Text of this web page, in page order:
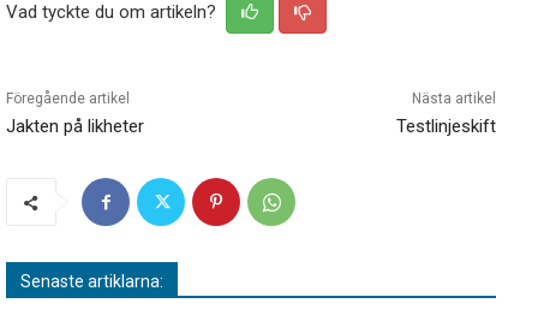
Vad tyckte du om artikeln?
Föregående artikel
Jakten på likheter
Nästa artikel
Testlinjeskift
Senaste artiklarna: